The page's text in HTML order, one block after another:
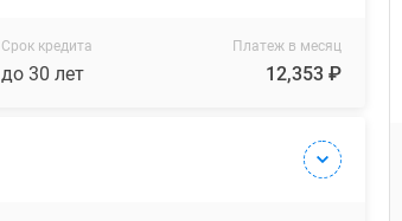
Срок кредита
до 30 лет
Платеж в месяц
12,353 ₽